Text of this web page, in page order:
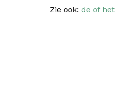
Zie ook: de of